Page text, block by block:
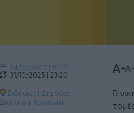
24/01/2022 | 19:29
31/10/2025 | 23:20
Ειδήσεις | Δημόσια
Διοίκηση, Κοινωνία